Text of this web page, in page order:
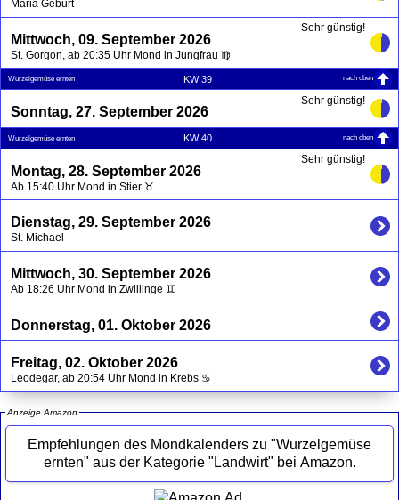
Mariä Geburt
Mittwoch, 09. September 2026
Sehr günstig!
St. Gorgon, ab 20:35 Uhr Mond in Jungfrau ♍
Wurzelgemüse ernten KW 39 nach oben
Sonntag, 27. September 2026
Sehr günstig!
Wurzelgemüse ernten KW 40 nach oben
Montag, 28. September 2026
Sehr günstig!
Ab 15:40 Uhr Mond in Stier ♉
Dienstag, 29. September 2026
St. Michael
Mittwoch, 30. September 2026
Ab 18:26 Uhr Mond in Zwillinge ♊
Donnerstag, 01. Oktober 2026
Freitag, 02. Oktober 2026
Leodegar, ab 20:54 Uhr Mond in Krebs ♋
Anzeige Amazon
Empfehlungen des Mondkalenders zu "Wurzelgemüse
ernten" aus der Kategorie "Landwirt" bei Amazon.